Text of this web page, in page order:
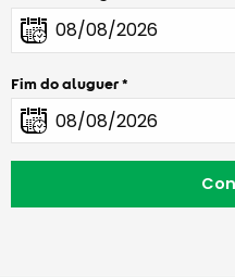
Fim do aluguer